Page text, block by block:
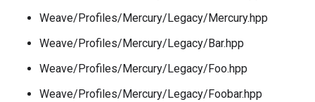
Weave/Profiles/Mercury/Legacy/Mercury.hpp
Weave/Profiles/Mercury/Legacy/Bar.hpp
Weave/Profiles/Mercury/Legacy/Foo.hpp
Weave/Profiles/Mercury/Legacy/Foobar.hpp